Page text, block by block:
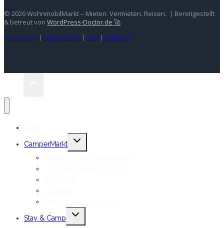
© 2026 WohnmobilMarkt – Mieten. Vermieten. Reisen. | Bereitgestellt
& betreut von WordPress-Doctor.de 🚀
Impressum Datenschutz AGB Widerruf
CamperMarkt
Untermenü
umschalten
Stay & Camp
Untermenü